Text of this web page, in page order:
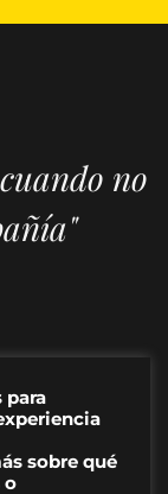
no
para
sobre qué
o